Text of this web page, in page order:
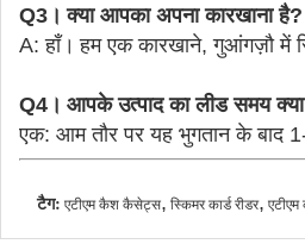
Q3। क्या आपका अपना कारखाना है?
A: हाँ। हम एक कारखाने, गुआंगज़ौ में
Q4। आपके उत्पाद का लीड समय
एक: आम तौर पर यह भुगतान के बाद 1-
टैग: एटीएम कैश कैसेट्स, स्किमर कार्ड रीडर, एटीएम